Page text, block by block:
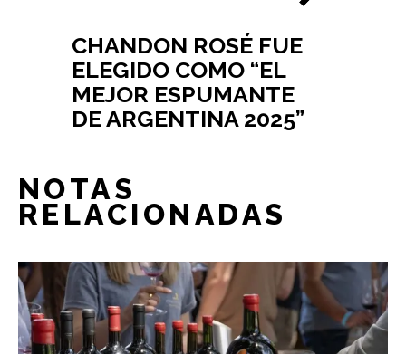
CHANDON ROSÉ FUE
ELEGIDO COMO “EL
MEJOR ESPUMANTE
DE ARGENTINA 2025”
NOTAS
RELACIONADAS